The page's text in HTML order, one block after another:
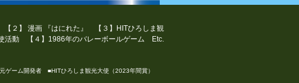
【２】 漫画 『はにれた』 【３】HITひろしま観
活動 【４】1986年のバレーボールゲーム Etc.
ゲーム開発者 ■HITひろしま観光大使（2023年間賞）